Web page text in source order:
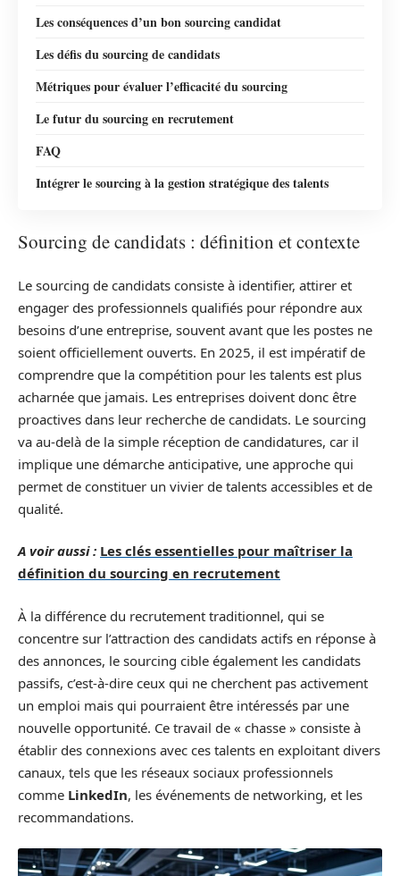
Les conséquences d’un bon sourcing candidat
Les défis du sourcing de candidats
Métriques pour évaluer l’efficacité du sourcing
Le futur du sourcing en recrutement
FAQ
Intégrer le sourcing à la gestion stratégique des talents
Sourcing de candidats : définition et contexte
Le sourcing de candidats consiste à identifier, attirer et
engager des professionnels qualifiés pour répondre aux
besoins d’une entreprise, souvent avant que les postes ne
soient officiellement ouverts. En 2025, il est impératif de
comprendre que la compétition pour les talents est plus
acharnée que jamais. Les entreprises doivent donc être
proactives dans leur recherche de candidats. Le sourcing
va au-delà de la simple réception de candidatures, car il
implique une démarche anticipative, une approche qui
permet de constituer un vivier de talents accessibles et de
qualité.
A voir aussi : Les clés essentielles pour maîtriser la
définition du sourcing en recrutement
À la différence du recrutement traditionnel, qui se
concentre sur l’attraction des candidats actifs en réponse à
des annonces, le sourcing cible également les candidats
passifs, c’est-à-dire ceux qui ne cherchent pas activement
un emploi mais qui pourraient être intéressés par une
nouvelle opportunité. Ce travail de « chasse » consiste à
établir des connexions avec ces talents en exploitant divers
canaux, tels que les réseaux sociaux professionnels
comme LinkedIn, les événements de networking, et les
recommandations.